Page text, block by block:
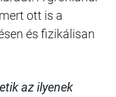
ott is a
és fizikálisan
az ilyenek